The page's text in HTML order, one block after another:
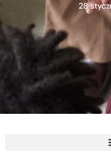
28